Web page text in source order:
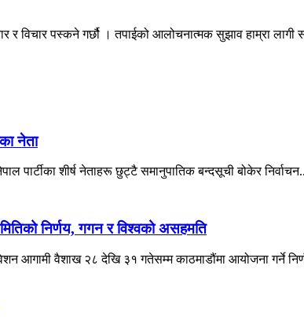
र विचार पस्कने गर्छौ । तपाईको आलोचनात्मक सुझाव हाम्रा
नेता
पार्टीका शीर्ष नेताहरू छुट्टै समानुपातिक बन्दसूची बोकेर
निर्णय, गगन र विश्वको असहमति
आगामी वैशाख २८ देखि ३१ गतेसम्म काठमाडौंमा आयोजना गर्ने